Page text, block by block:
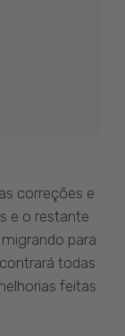
correções e
e o restante
para
todas
feitas